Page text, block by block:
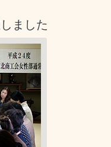
ました